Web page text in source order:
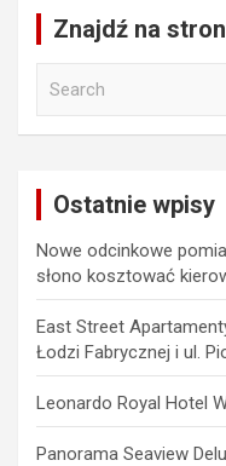
Znajdź na
Ostatnie wpisy
Nowe odcinkowe
słono kosztować
East Street
Łodzi Fabrycznej i ul.
Leonardo Royal Hotel
Panorama Seaview